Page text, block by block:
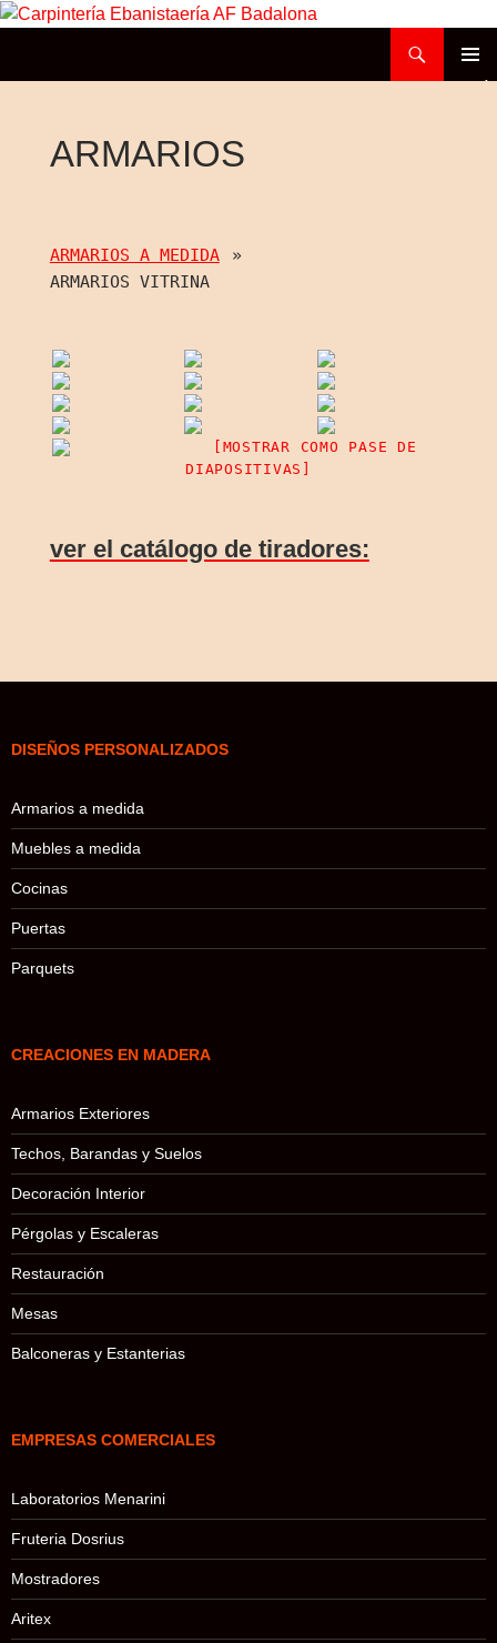
ARMARIOS
ARMARIOS A MEDIDA
»
ARMARIOS VITRINA
[MOSTRAR COMO PASE DE
DIAPOSITIVAS]
ver el catálogo de tiradores:
DISEÑOS PERSONALIZADOS
Armarios a medida
Muebles a medida
Cocinas
Puertas
Parquets
CREACIONES EN MADERA
Armarios Exteriores
Techos, Barandas y Suelos
Decoración Interior
Pérgolas y Escaleras
Restauración
Mesas
Balconeras y Estanterias
EMPRESAS COMERCIALES
Laboratorios Menarini
Fruteria Dosrius
Mostradores
Aritex